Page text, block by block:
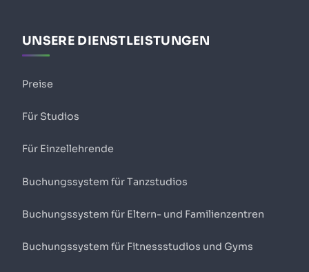
UNSERE DIENSTLEISTUNGEN
Preise
Für Studios
Für Einzellehrende
Buchungssystem für Tanzstudios
Buchungssystem für Eltern- und Familienzentren
Buchungssystem für Fitnessstudios und Gyms